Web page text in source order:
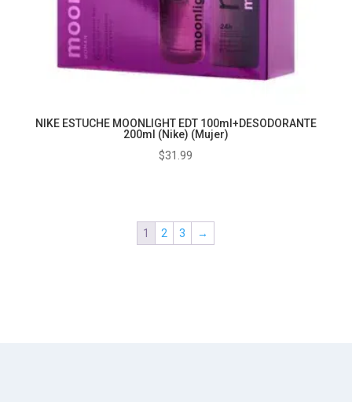
NIKE ESTUCHE MOONLIGHT EDT 100ml+DESODORANTE
200ml (Nike) (Mujer)
$31.99
1 2 3 →